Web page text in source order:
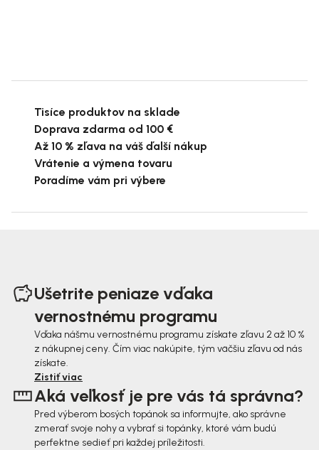
Tisíce produktov na sklade
Doprava zdarma od 100 €
Až 10 % zľava na váš ďalší nákup
Vrátenie a výmena tovaru
Poradíme vám pri výbere
Ušetrite peniaze vďaka
vernostnému programu
Vďaka nášmu vernostnému programu získate zľavu 2 až 10 %
z nákupnej ceny. Čím viac nakúpite, tým väčšiu zľavu od nás
získate.
Zistiť viac
Aká veľkosť je pre vás tá správna?
Pred výberom bosých topánok sa informujte, ako správne
zmerať svoje nohy a vybrať si topánky, ktoré vám budú
perfektne sedieť pri každej príležitosti.